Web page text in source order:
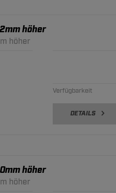
höher
höher
Verfügbarkeit
DETAILS
höher
höher